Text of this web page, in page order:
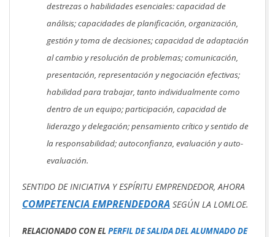
destrezas o habilidades esenciales: capacidad de
análisis; capacidades de planificación, organización,
gestión y toma de decisiones; capacidad de adaptación
al cambio y resolución de problemas; comunicación,
presentación, representación y negociación efectivas;
habilidad para trabajar, tanto individualmente como
dentro de un equipo; participación, capacidad de
liderazgo y delegación; pensamiento crítico y sentido de
la responsabilidad; autoconfianza, evaluación y auto-
evaluación.
SENTIDO DE INICIATIVA Y ESPÍRITU EMPRENDEDOR, AHORA
COMPETENCIA EMPRENDEDORA SEGÚN LA LOMLOE.
RELACIONADO CON EL PERFIL DE SALIDA DEL ALUMNADO DE